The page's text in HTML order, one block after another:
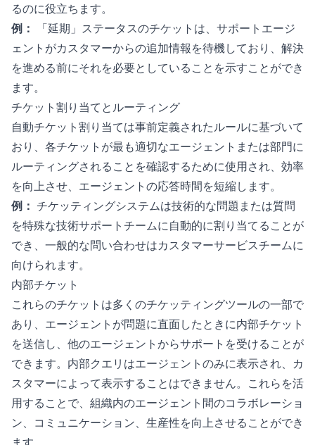
るのに役立ちます。
例：
「延期」ステータスのチケットは、サポートエージ
ェントがカスタマーからの追加情報を待機しており、解決
を進める前にそれを必要としていることを示すことができ
ます。
チケット割り当てとルーティング
自動チケット割り当ては事前定義されたルールに基づいて
おり、各チケットが最も適切なエージェントまたは部門に
ルーティングされることを確認するために使用され、効率
を向上させ、エージェントの応答時間を短縮します。
例： チケッティングシステムは技術的な問題または質問
を特殊な技術サポートチームに自動的に割り当てることが
でき、一般的な問い合わせはカスタマーサービスチームに
向けられます。
内部チケット
これらのチケットは多くのチケッティングツールの一部で
あり、エージェントが問題に直面したときに内部チケット
を送信し、他のエージェントからサポートを受けることが
できます。内部クエリはエージェントのみに表示され、カ
スタマーによって表示することはできません。これらを活
用することで、組織内のエージェント間のコラボレーショ
ン、コミュニケーション、生産性を向上させることができ
ます。